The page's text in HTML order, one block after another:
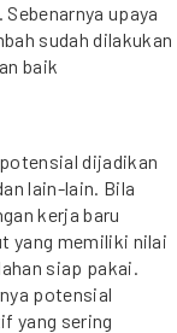
upaya
sudah dilakukan
baik
dijadikan
lain-lain. Bila
kerja baru
yang memiliki nilai
siap pakai.
potensial
yang sering